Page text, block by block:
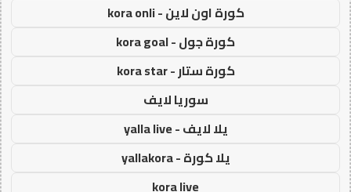
كورة اون لاين - kora onli
كورة جول - kora goal
كورة ستار - kora star
سوريا لايف
يلا لايف - yalla live
يلا كورة - yallakora
kora live